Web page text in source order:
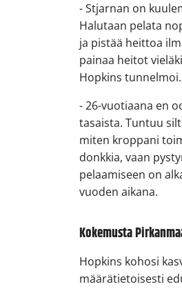
- Stjarnan on
Halutaan pelata
ja pistää heittoa
painaa heitot
Hopkins tunnelmoi.
- 26-vuotiaana en
tasaista. Tuntuu
miten kroppani
donkkia, vaan
pelaamiseen on
vuoden aikana.
Kokemusta
Hopkins kohosi
määrätietoisesti